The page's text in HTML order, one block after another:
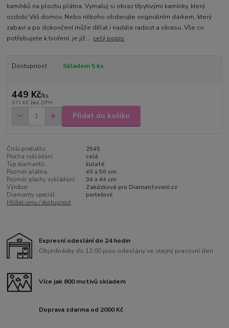
kamínků na plochu plátna. Vymaluj si obraz třpytivými kamínky, který
ozdobí Váš domov. Nebo někoho obdarujte originálním dárkem, který
zabaví a po dokončení může dělat i nadále radost a okrasu. Vše co
potřebujete k tvoření, je již ... celý popis
Dostupnost Skladem 5 ks
449 Kč/ks
371 Kč bez DPH
Přidat do košíku
Číslo produktu:
2545
Plocha vykládání:
celá
Typ diamantů:
kulaté
Rozměr plátna:
40 x 50 cm
Rozměr plochy vykládání:
34 x 44 cm
Výrobce:
Zakázková pro Diamantovani.cz
Diamanty speciál:
perleťové
Hlídat cenu / dostupnost
Expresní odeslání do 24 hodin
Objednávky do 12:00 jsou odeslány ve stejný pracovní den
Více jak 800 motivů skladem
Doprava zdarma od 2000 Kč